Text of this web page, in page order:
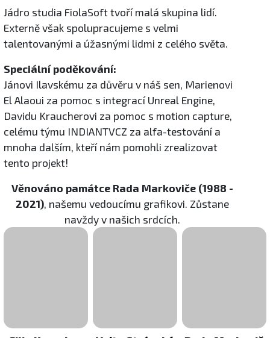
Jádro studia FiolaSoft tvoří malá skupina lidí.
Externě však spolupracujeme s velmi
talentovanými a úžasnými lidmi z celého světa.
Speciální poděkování:
Jánovi Ilavskému za důvěru v náš sen, Marienovi
El Alaoui za pomoc s integrací Unreal Engine,
Davidu Kraucherovi za pomoc s motion capture,
celému týmu INDIANTVCZ za alfa-testování a
mnoha dalším, kteří nám pomohli zrealizovat
tento projekt!
Věnováno památce Rada Markoviče (1988 -
2021), našemu vedoucímu grafikovi. Zůstane
navždy v našich srdcích.